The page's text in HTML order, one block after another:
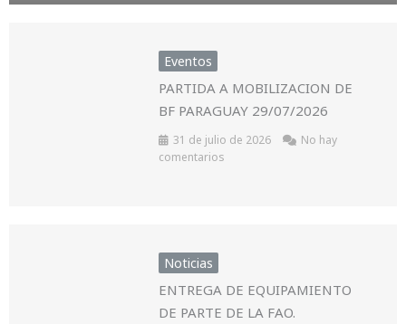
Eventos
PARTIDA A MOBILIZACION DE
BF PARAGUAY 29/07/2026
31 de julio de 2026
No hay
comentarios
Noticias
ENTREGA DE EQUIPAMIENTO
DE PARTE DE LA FAO.